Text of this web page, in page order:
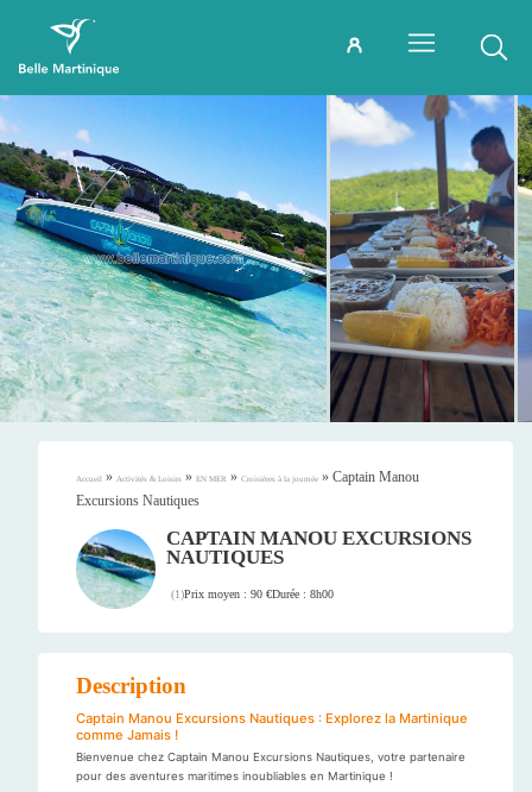
Accueil » Activités & Loisirs » EN MER » Croisières à la journée » Captain Manou
Excursions Nautiques
CAPTAIN MANOU EXCURSIONS
NAUTIQUES
(1)Prix moyen : 90 €Durée : 8h00
Description
Captain Manou Excursions Nautiques : Explorez la Martinique
comme Jamais !
Bienvenue chez Captain Manou Excursions Nautiques, votre partenaire
pour des aventures maritimes inoubliables en Martinique !